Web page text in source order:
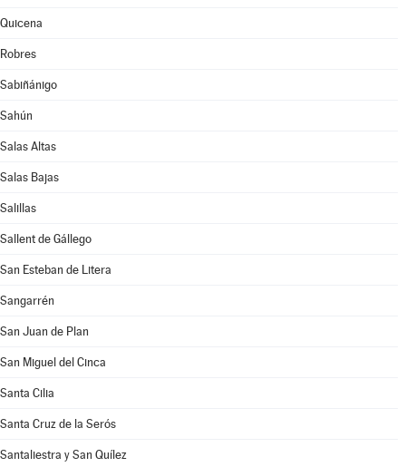
Quicena
Robres
Sabiñánigo
Sahún
Salas Altas
Salas Bajas
Salillas
Sallent de Gállego
San Esteban de Litera
Sangarrén
San Juan de Plan
San Miguel del Cinca
Santa Cilia
Santa Cruz de la Serós
Santaliestra y San Quílez